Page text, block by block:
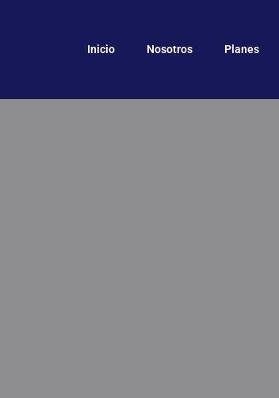
Inicio Nosotros Planes